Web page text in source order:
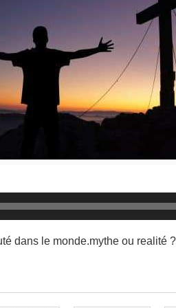
dans le monde.mythe ou realité ?